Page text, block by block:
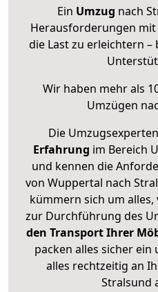
Ein Umzug nach
Herausforderungen
die Last zu erleichtern
Wir haben mehr als
Umzügen
Die
Erfahrung im Bereich
und kennen die
von Wuppertal nach
kümmern sich um
zur Durchführung des
den Transport Ihrer
packen alles sicher ein
alles rechtzeitig an
Stralsund